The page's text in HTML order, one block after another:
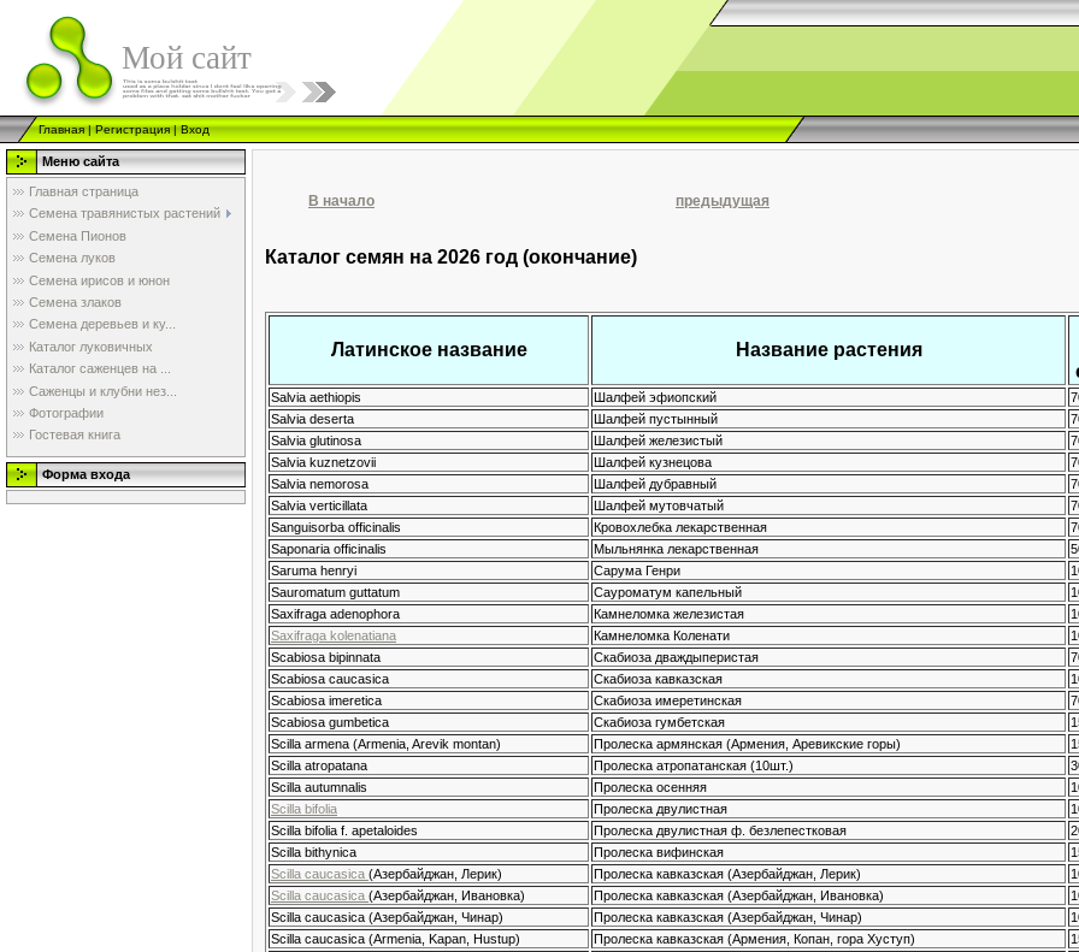
Мой сайт
Главная|Регистрация|Вход
Меню сайта
Главная страница
Семена травянистых растений
Семена Пионов
Семена луков
Семена ирисов и юнон
Семена злаков
Семена деревьев и ку...
Каталог луковичных
Каталог саженцев на ...
Саженцы и клубни нез...
Фотографии
Гостевая книга
Форма входа
В начало предыдущая
Каталог семян на 2026 год (окончание)
Латинское название Название растения
Salvia aethiopis Шалфей эфиопский
Salvia deserta
Шалфей пустынный
Salvia glutinosa
Шалфей железистый
Salvia kuznetzovii
Шалфей кузнецова
Salvia nemorosa
Шалфей дубравный
Salvia verticillata
Шалфей мутовчатый
Sanguisorba officinalis
Кровохлебка лекарственная
Saponaria officinalis
Мыльнянка лекарственная
Saruma henryi
Сарума Генри
Sauromatum guttatum
Сауроматум капельный
Saxifraga adenophora
Камнеломка железистая
Saxifraga kolenatiana
Камнеломка Коленати
Scabiosa bipinnata
Скабиоза дваждыперистая
Scabiosa caucasica
Скабиоза кавказская
Scabiosa imeretica
Скабиоза имеретинская
Scabiosa gumbetica
Скабиоза гумбетская
Scilla armena (Armenia, Arevik montan)
Пролеска армянская (Армения, Аревикские горы)
Scilla atropatana
Пролеска атропатанская (10шт.)
Scilla autumnalis
Пролеска осенняя
Scilla bifolia
Пролеска двулистная
Scilla bifolia f. apetaloides
Пролеска двулистная ф. безлепестковая
Scilla bithynica
Пролеска вифинская
Scilla caucasica (Азербайджан, Лерик) Пролеска кавказская (Азербайджан, Лерик)
Scilla caucasica (Азербайджан, Ивановка) Пролеска кавказская (Азербайджан, Ивановка)
Scilla caucasica (Азербайджан, Чинар)
Пролеска кавказская (Азербайджан, Чинар)
Scilla caucasica (Armenia, Kapan, Hustup)
Пролеска кавказская (Армения, Копан, гора Хуступ)